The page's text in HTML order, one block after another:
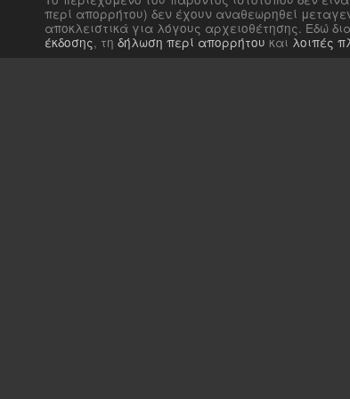
περί απορρήτου) δεν έχουν αναθεωρηθεί
αποκλειστικά για λόγους αρχειοθέτησης. Εδώ
έκδοσης, τη δήλωση περί απορρήτου και λοιπές